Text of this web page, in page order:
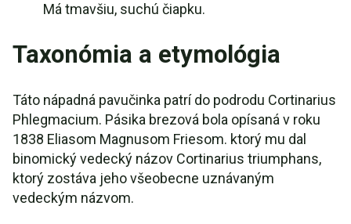
Má tmavšiu, suchú čiapku.
Taxonómia a etymológia
Táto nápadná pavučinka patrí do podrodu Cortinarius
Phlegmacium. Pásika brezová bola opísaná v roku
1838 Eliasom Magnusom Friesom. ktorý mu dal
binomický vedecký názov Cortinarius triumphans,
ktorý zostáva jeho všeobecne uznávaným
vedeckým názvom.